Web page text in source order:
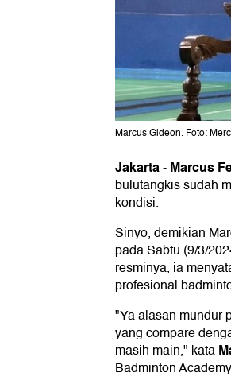
Marcus Gideon. Foto:
Jakarta-Marcus
bulutangkis sudah
kondisi.
Sinyo, demikian
pada Sabtu (9/3/
resminya, ia
profesional
"Ya alasan mundur
yang compare
masih main," kata
Badminton